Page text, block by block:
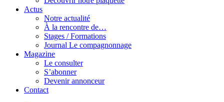
Actus
Notre actualité
À la rencontre de…
Stages / Formations
Journal Le compagnonnage
Magazine
Le consulter
S’abonner
Devenir annonceur
Contact